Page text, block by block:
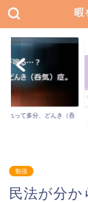
暇
て多分、どんき（呑
選
勉強
民法が分